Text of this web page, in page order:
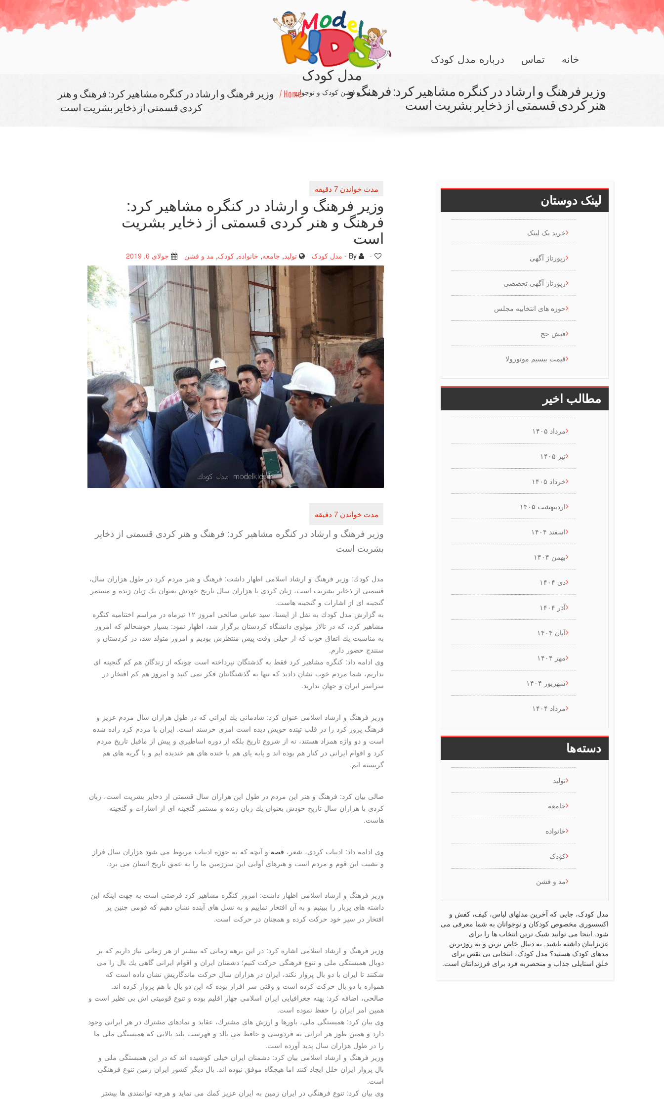
مدل کودک
مد و فشن کودک و نوجوان
خانه تماس درباره مدل کودک
Home /
وزیر فرهنگ و ارشاد در كنگره مشاهیر كرد: فرهنگ و هنر
كردی قسمتی از ذخایر بشریت است
وزیر فرهنگ و ارشاد در كنگره مشاهیر كرد: فرهنگ و
هنر كردی قسمتی از ذخایر بشریت است
وزیر فرهنگ و ارشاد در كنگره مشاهیر كرد:
فرهنگ و هنر كردی قسمتی از ذخایر بشریت
است
مدل کودک تولید, جامعه, خانواده, کودک, مد و فشن جولای 6, 2019 -
وزیر فرهنگ و ارشاد در كنگره مشاهیر كرد: فرهنگ و هنر كردی قسمتی از ذخایر
بشریت است
مدل كودك: وزیر فرهنگ و ارشاد اسلامی اظهار داشت: فرهنگ و هنر مردم كرد در طول هزاران سال،
قسمتی از ذخایر بشریت است، زبان كردی با هزاران سال تاریخ خودش بعنوان یك زبان زنده و مستمر
گنجینه ای از اشارات و گنجینه هاست.
به گزارش مدل كودك به نقل از ایسنا، سید عباس صالحی امروز ۱۲ تیرماه در مراسم اختتامیه كنگره
مشاهیر كرد، كه در تالار مولوی دانشگاه كردستان برگزار شد، اظهار نمود: بسیار خوشحالم كه امروز
به مناسبت یك اتفاق خوب كه از خیلی وقت پیش منتظرش بودیم و امروز متولد شد، در كردستان و
سنندج حضور دارم.
وی ادامه داد: كنگره مشاهیر كرد فقط به گذشتگان نپرداخته است چونكه از زندگان هم كم گنجینه ای
نداریم، شما مردم خوب نشان دادید كه تنها به گذشتگانتان فكر نمی كنید و امروز هم كم افتخار در
سراسر ایران و جهان ندارید.
وزیر فرهنگ و ارشاد اسلامی عنوان كرد: شادمانی یك ایرانی كه در طول هزاران سال مردم عزیز و
فرهنگ پرور كرد را در قلب تپنده خویش دیده است امری خرسند است. ایران با مردم كرد زاده شده
است و دو واژه همزاد هستند، نه از شروع تاریخ بلكه از دوره اساطیری و پیش از ماقبل تاریخ مردم
كرد و اقوام ایرانی در كنار هم بوده اند و پابه پای هم با خنده های هم خندیده ایم و با گریه های هم
گریسته ایم.
صالی بیان كرد: فرهنگ و هنر این مردم در طول این هزاران سال قسمتی از ذخایر بشریت است، زبان
كردی با هزاران سال تاریخ خودش بعنوان یك زبان زنده و مستمر گنجینه ای از اشارات و گنجینه
هاست.
وی ادامه داد: ادبیات كردی، شعر، قصه و آنچه كه به حوزه ادبیات مربوط می شود هزاران سال فراز
و نشیب این قوم و مردم است و هنرهای آوایی این سرزمین ما را به عمق تاریخ انسان می برد.
وزیر فرهنگ و ارشاد اسلامی اظهار داشت: امروز كنگره مشاهیر كرد فرصتی است به جهت اینكه این
داشته های پربار را ببینیم و به آن افتخار نماییم و به نسل های آینده نشان دهیم كه قومی چنین پر
افتخار در سیر خود حركت كرده و همچنان در حركت است.
وزیر فرهنگ و ارشاد اسلامی اشاره كرد: در این برهه زمانی كه بیشتر از هر زمانی نیاز داریم كه بر
دوبال همبستگی ملی و تنوع فرهنگی حركت كنیم؛ دشمنان ایران و اقوام ایرانی گاهی یك بال را می
شكنند تا ایران با دو بال پرواز نكند، ایران در هزاران سال حركت ماندگاریش نشان داده است كه
همواره با دو بال حركت كرده است و وقتی سر افراز بوده كه این دو بال با هم پرواز كرده اند.
صالحی، اضافه كرد: پهنه جغرافیایی ایران اسلامی چهار اقلیم بوده و تنوع قومیتی اش بی نظیر است و
همین امر ایران را حفظ نموده است.
وی بیان كرد: همبستگی ملی، باورها و ارزش های مشترك، عقاید و نمادهای مشترك در هر ایرانی وجود
دارد و همین طور هر ایرانی به فردوسی و حافظ می بالد و فهرست بلند بالایی كه همبستگی ملی ما
را در طول هزاران سال پدید آورده است.
وزیر فرهنگ و ارشاد اسلامی بیان كرد: دشمنان ایران خیلی كوشیده اند كه در این همبستگی ملی و
بال پرواز ایران خلل ایجاد كنند اما هیچگاه موفق نبوده اند. بال دیگر كشور ایران زمین تنوع فرهنگی
است.
وی بیان كرد: تنوع فرهنگی در ایران زمین به ایران عزیز كمك می نماید و هرچه توانمندی ها بیشتر
لینک دوستان
خرید بک لینک
رپورتاژ آگهی
رپورتاژ آگهی تخصصی
حوزه های انتخابیه مجلس
فیش حج
قیمت بیسیم موتورولا
مطالب اخیر
مرداد ۱۴۰۵
تیر ۱۴۰۵
خرداد ۱۴۰۵
اردیبهشت ۱۴۰۵
اسفند ۱۴۰۴
بهمن ۱۴۰۴
دی ۱۴۰۴
آذر ۱۴۰۴
آبان ۱۴۰۴
مهر ۱۴۰۴
شهریور ۱۴۰۴
مرداد ۱۴۰۴
دسته‌ها
تولید
جامعه
خانواده
کودک
مد و فشن
مدل کودک، جایی که آخرین مدلهای لباس، کیف، کفش و
اکسسوری مخصوص کودکان و نوجوانان به شما معرفی می
شود. اینجا می توانید شیک ترین انتخاب ها را برای
عزیزانتان داشته باشید. به دنبال خاص ترین و به روزترین
مدهای کودک هستید؟ مدل کودک، انتخابی بی نقص برای
خلق استایلی جذاب و منحصربه فرد برای فرزندانتان است.